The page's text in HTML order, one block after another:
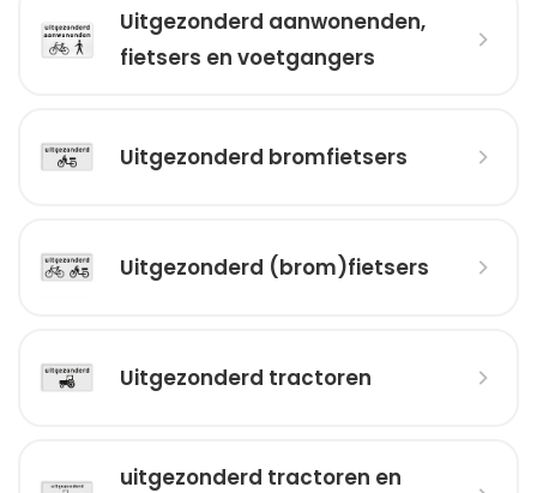
Uitgezonderd aanwonenden,
fietsers en voetgangers
Uitgezonderd bromfietsers
Uitgezonderd (brom)fietsers
Uitgezonderd tractoren
uitgezonderd tractoren en